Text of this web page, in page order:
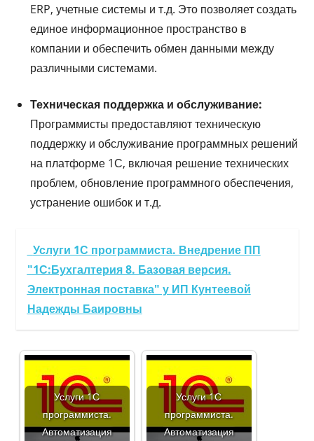
ERP, учетные системы и т.д. Это позволяет создать
единое информационное пространство в
компании и обеспечить обмен данными между
различными системами.
Техническая поддержка и обслуживание:
Программисты предоставляют техническую
поддержку и обслуживание программных решений
на платформе 1С, включая решение технических
проблем, обновление программного обеспечения,
устранение ошибок и т.д.
Услуги 1С программиста. Внедрение ПП
"1С:Бухгалтерия 8. Базовая версия.
Электронная поставка" у ИП Кунтеевой
Надежды Баировны
Услуги 1С
программиста.
Автоматизация
Услуги 1С
программиста.
Автоматизация